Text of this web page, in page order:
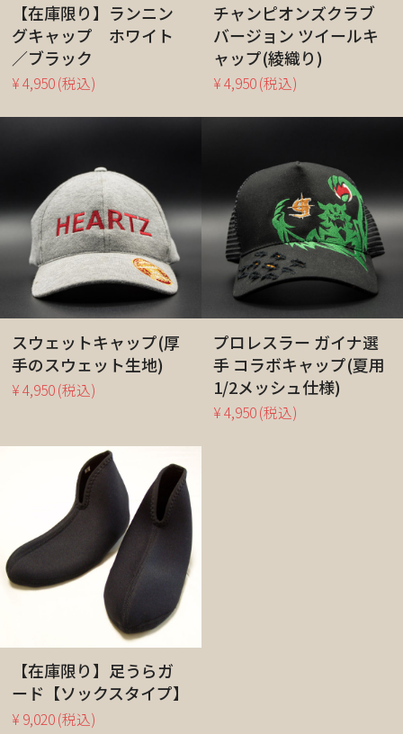
【在庫限り】ランニン
グキャップ ホワイト
／ブラック
¥ 4,950(税込)
チャンピオンズクラブ
バージョン ツイールキ
ャップ(綾織り)
¥ 4,950(税込)
スウェットキャップ(厚
手のスウェット生地)
¥ 4,950(税込)
プロレスラー ガイナ選
手 コラボキャップ(夏用
1/2メッシュ仕様)
¥ 4,950(税込)
【在庫限り】足うらガ
ード【ソックスタイプ】
¥ 9,020(税込)